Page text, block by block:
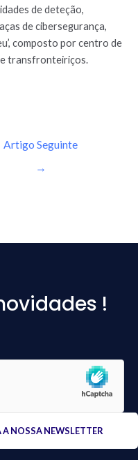
de deteção,
de cibersegurança,
composto por centro de
e transfronteiriços.
Artigo Seguinte
→
!